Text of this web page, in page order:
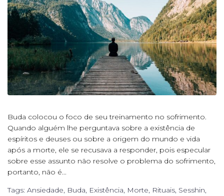
Buda colocou o foco de seu treinamento no sofrimento.
Quando alguém lhe perguntava sobre a existência de
espíritos e deuses ou sobre a origem do mundo e vida
após a morte, ele se recusava a responder, pois especular
sobre esse assunto não resolve o problema do sofrimento,
portanto, não é...
Tags: Ansiedade, Buda, Existência, Morte, Rituais, Sesshin,